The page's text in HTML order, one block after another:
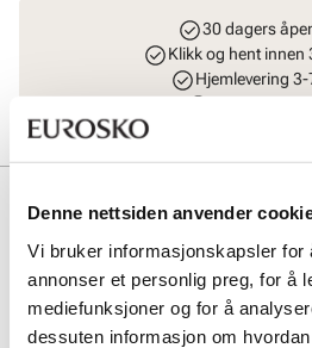
Denne nettsiden anvender
Vi bruker informasjonskapsler for
annonser et personlig preg, for å
mediefunksjoner og for å
dessuten informasjon om
30 dagers
Klikk og hent innen
Hjemlevering
Beskrivelse
Dette er en ikonisk sko som tar sitt navn
produsert, 1 April 1961. Den har
skinn, 3 hulls snøring og den
Dr. Martens Ultra komfortable AirWair